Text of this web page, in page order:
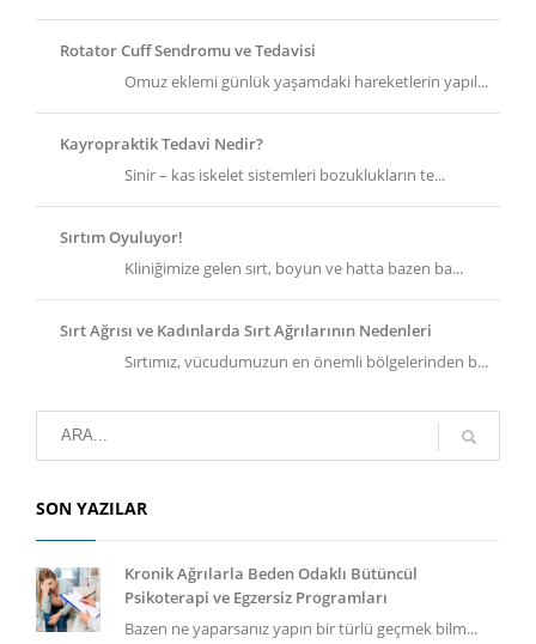
Rotator Cuff Sendromu ve Tedavisi
Omuz eklemi günlük yaşamdaki hareketlerin yapıl...
Kayropraktik Tedavi Nedir?
Sinir – kas iskelet sistemleri bozuklukların te...
Sırtım Oyuluyor!
Kliniğimize gelen sırt, boyun ve hatta bazen ba...
Sırt Ağrısı ve Kadınlarda Sırt Ağrılarının Nedenleri
Sırtımız, vücudumuzun en önemli bölgelerinden b...
SON YAZILAR
Kronik Ağrılarla Beden Odaklı Bütüncül
Psikoterapi ve Egzersiz Programları
Bazen ne yaparsanız yapın bir türlü geçmek bilm...